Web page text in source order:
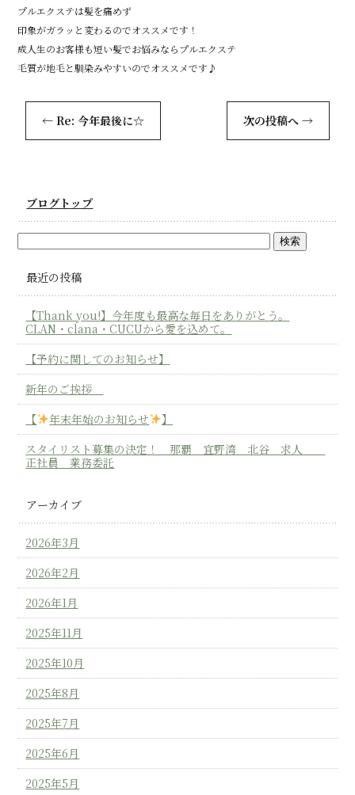
プルエクステは髪を痛めず
印象がガラッと変わるのでオススメです！
成人生のお客様も短い髪でお悩みならプルエクステ
毛質が地毛と馴染みやすいのでオススメです♪
← Re: 今年最後に☆ 次の投稿へ →
ブログトップ
最近の投稿
【Thank you!】今年度も最高な毎日をありがとう。
CLAN・clana・CUCUから愛を込めて。
【予約に関してのお知らせ】
新年のご挨拶
【
年末年始のお知らせ
】
スタイリスト募集の決定！ 那覇 宜野湾 北谷 求人
正社員 業務委託
アーカイブ
2026年3月
2026年2月
2026年1月
2025年11月
2025年10月
2025年8月
2025年7月
2025年6月
2025年5月